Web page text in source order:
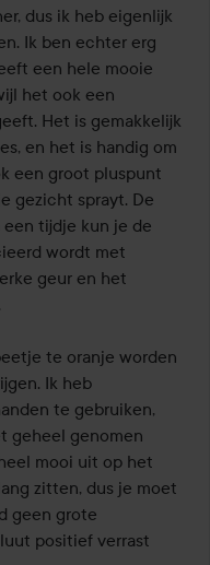
dus ik heb eigenlijk
Ik ben echter erg
een hele mooie
het ook een
Het is gemakkelijk
en het is handig om
een groot pluspunt
gezicht sprayt. De
tijdje kun je de
wordt met
geur en het
te oranje worden
Ik heb
te gebruiken,
geheel genomen
mooi uit op het
zitten, dus je moet
geen grote
positief verrast